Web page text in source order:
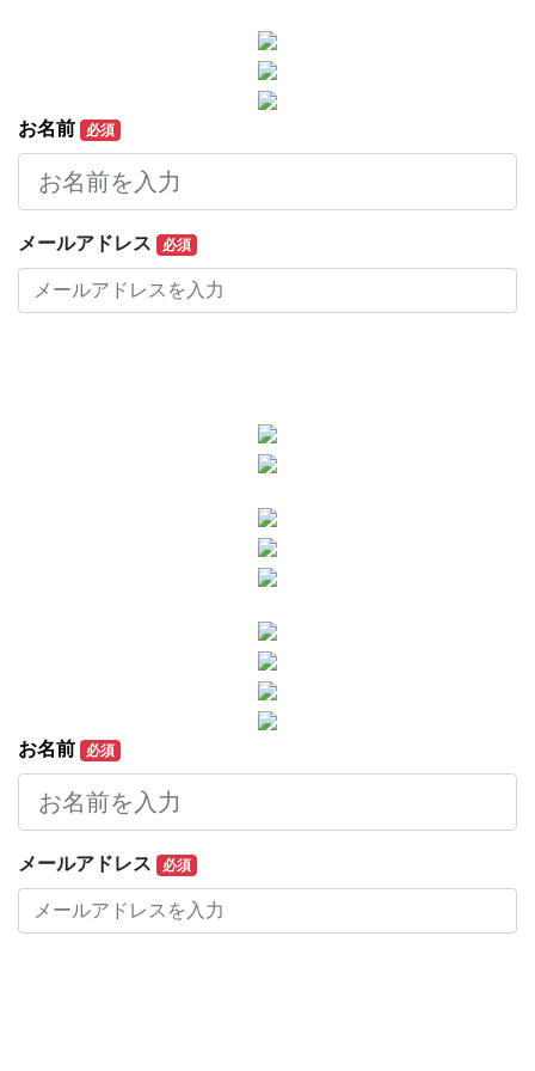
お名前 必須
メールアドレス 必須
お名前 必須
メールアドレス 必須